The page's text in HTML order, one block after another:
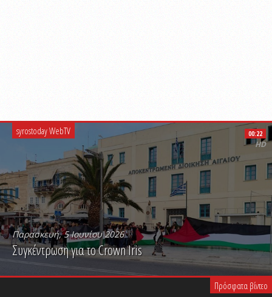
syrostoday WebTV
Παρασκευή, 5 Ιουνίου 2026
Συγκέντρωση για το Crown Iris
PLAY VIDEO
00:22
HD
Πρόσφατα βίντεο